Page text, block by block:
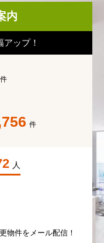
内
ップ！
件
件
人
物件をメール配信！